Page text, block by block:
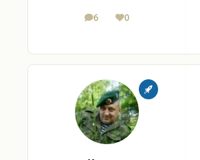
6
сообщения
0
Репутация